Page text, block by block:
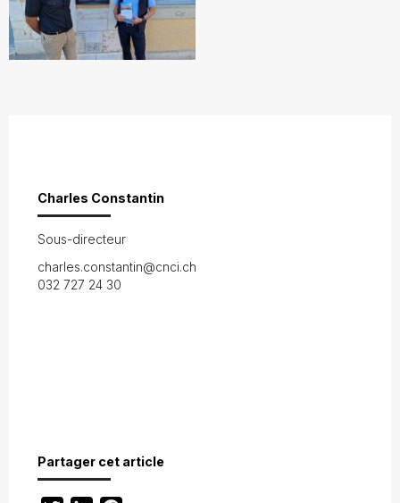
Charles Constantin
Sous-directeur
charles.constantin@cnci.ch
032 727 24 30
Partager cet article